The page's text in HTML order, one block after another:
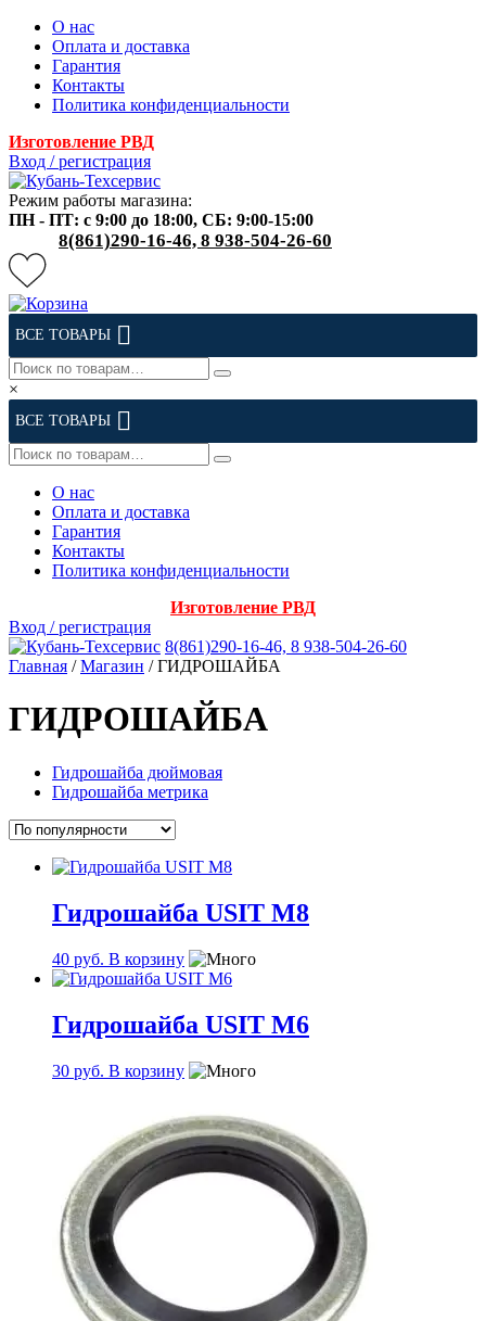
О нас
Оплата и доставка
Гарантия
Контакты
Политика конфиденциальности
Изготовление РВД
Вход / регистрация
Режим работы магазина:
ПН - ПТ: с 9:00 до 18:00, СБ: 9:00-15:00
8(861)290-16-46, 8 938-504-26-60
ВСЕ ТОВАРЫ
×
ВСЕ ТОВАРЫ
О нас
Оплата и доставка
Гарантия
Контакты
Политика конфиденциальности
Изготовление РВД
Вход / регистрация
8(861)290-16-46, 8 938-504-26-60
Главная /Магазин / ГИДРОШАЙБА
ГИДРОШАЙБА
Гидрошайба дюймовая
Гидрошайба метрика
Гидрошайба USIT М8
40 руб. В корзину
Гидрошайба USIT М6
30 руб. В корзину